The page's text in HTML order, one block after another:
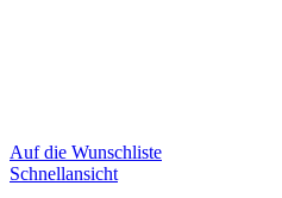
Auf die Wunschliste
Schnellansicht